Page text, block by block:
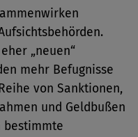
„neuen“
mehr Befugnisse
von Sanktionen,
und Geldbußen
bestimmte